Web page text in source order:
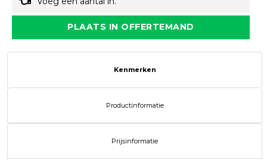
PLAATS IN OFFERTEMAND
Kenmerken
Productinformatie
Prijsinformatie